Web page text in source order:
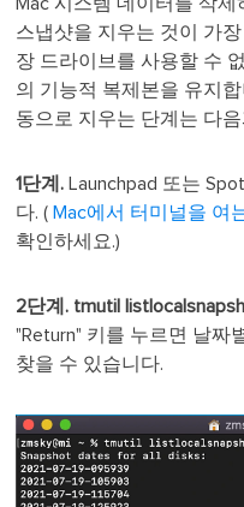
스냅샷을 지우는 것이 가
장 드라이브를 사용할 수
의 기능적 복제본을 유지
동으로 지우는 단계는 다
1단계. Launchpad 또는
다. (Mac에서 터미널을 여
확인하세요.)
2단계. tmutil
"Return" 키를 누르면 날짜
찾을 수 있습니다.